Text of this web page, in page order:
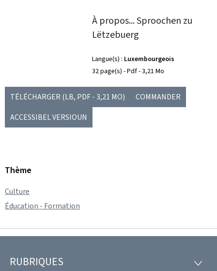
À propos... Sproochen zu
Lëtzebuerg
Langue(s) Luxembourgeois
32 page(s) Pdf 3,21 Mo
TÉLÉCHARGER (LB, PDF - 3,21 MO)
COMMANDER
ACCESSIBEL VERSIOUN
Thème
Culture
Éducation - Formation
Pied
RUBRIQUES